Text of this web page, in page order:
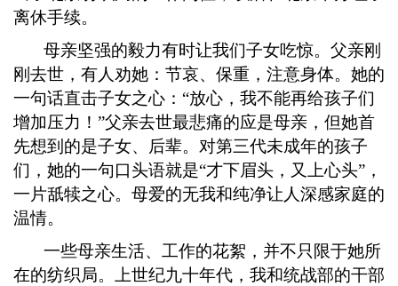
离休手续。
母亲坚强的毅力有时让我们子女吃惊。父亲刚
刚去世，有人劝她：节哀、保重，注意身体。她的
一句话直击子女之心： “放心，我不能再给孩子们
增加压力！”父亲去世最悲痛的应是母亲，但她首
先想到的是子女、后辈。对第三代未成年的孩子
们，她的一句口头语就是“才下眉头，又上心头”，
一片舐犊之心。母爱的无我和纯净让人深感家庭的
温情。
一些母亲生活、工作的花絮，并不只限于她所
在的纺织局。上世纪九十年代，我和统战部的干部